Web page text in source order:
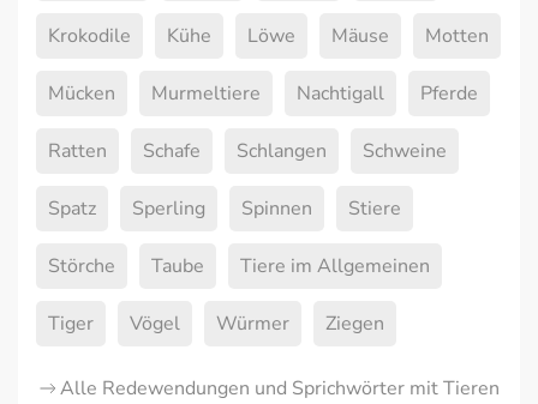
Krokodile Kühe Löwe Mäuse Motten
Mücken Murmeltiere Nachtigall Pferde
Ratten Schafe Schlangen Schweine
Spatz Sperling Spinnen Stiere
Störche Taube Tiere im Allgemeinen
Tiger Vögel Würmer Ziegen
Alle Redewendungen und Sprichwörter mit Tieren